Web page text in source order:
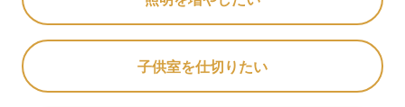
子供室を仕切りたい